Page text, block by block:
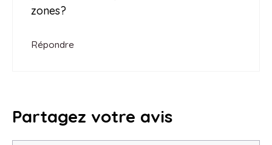
zones?
Répondre
Partagez votre avis